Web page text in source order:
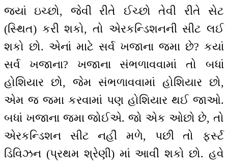
જ્યાં ઇચ્છો, જેવી રીતે ઈચ્છો તેવી રીતે સેટ
(સ્થિત) કરી શકો, તો એરકન્ડિશનની સીટ લઈ
શકો છો. એનાં માટે સર્વ ખજાના જમા છે? કયાં
સર્વ ખજાના? ખજાના સંભળાવવામાં તો બધાં
હોશિયાર છો, જેમ સંભળાવવામાં હોશિયાર છો,
એમ જ જમા કરવામાં પણ હોશિયાર થઈ જાઓ.
બધાં ખજાના જમા જોઈએ. જો એક ઓછો છે, તો
એરકન્ડિશન સીટ નહીં મળે, પછી તો ફર્સ્ટ
ડિવિઝન (પ્રથમ શ્રેણી) માં આવી શકો છો. હવે